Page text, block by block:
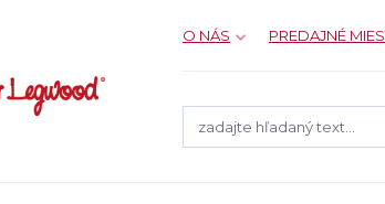
O NÁS PREDAJNÉ